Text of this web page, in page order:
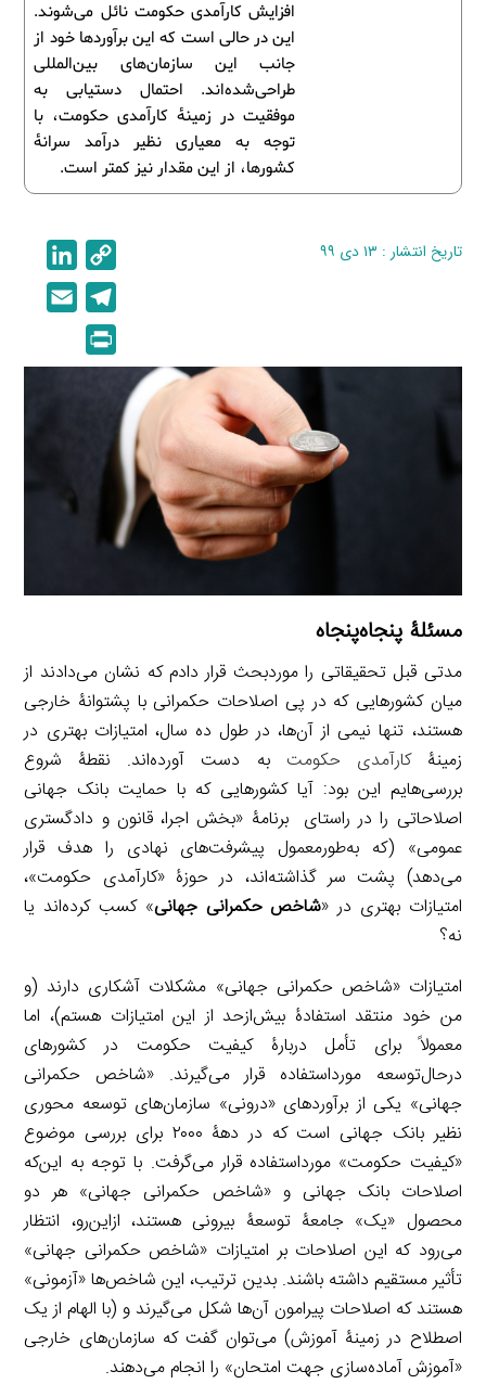
افزایش کارآمدی حکومت نائل می‌شوند.
این در حالی است که این برآوردها خود از
جانب این سازمان‌های بین‌المللی
طراحی‌شده‌اند. احتمال دستیابی به
موفقیت در زمینۀ کارآمدی حکومت، با
توجه به معیاری نظیر درآمد سرانۀ
کشورها، از این مقدار نیز کمتر است.
تاریخ انتشار : ۱۳ دی ۹۹
o
p
y
L
i
n
e
e
l
m
r
مسئلۀ پنجاه‌پنجاه
مدتی قبل تحقیقاتی را موردبحث قرار دادم که نشان می‌دادند از
میان کشورهایی که در پی اصلاحات حکمرانی با پشتوانۀ خارجی
هستند، تنها نیمی از آن‌ها، در طول ده سال، امتیازات بهتری در
زمینۀکارآمدی حکومتبه دست آورده‌اند. نقطۀ شروع
بررسی‌هایم این بود: آیا کشورهایی که با حمایت بانک جهانی
اصلاحاتی را در راستای برنامۀ «بخش اجرا، قانون و دادگستری
عمومی» (که به‌طورمعمول پیشرفت‌های نهادی را هدف قرار
می‌دهد) پشت سر گذاشته‌اند، در حوزۀ «کارآمدی حکومت»،
امتیازات بهتری در «شاخص حکمرانی جهانی» کسب کرده‌اند یا
نه؟
امتیازات «شاخص حکمرانی جهانی» مشکلات آشکاری دارند (و
من خود منتقد استفادۀ بیش‌ازحد از این امتیازات هستم)، اما
معمولاً برای تأمل دربارۀ کیفیت حکومت در کشورهای
درحال‌توسعه مورداستفاده قرار می‌گیرند. «شاخص حکمرانی
جهانی» یکی از برآوردهای «درونی» سازمان‌های توسعه محوری
نظیر بانک جهانی است که در دهۀ ۲۰۰۰ برای بررسی موضوع
«کیفیت حکومت» مورداستفاده قرار می‌گرفت. با توجه به این‌که
اصلاحات بانک جهانی و «شاخص حکمرانی جهانی» هر دو
محصول «یک» جامعۀ توسعۀ بیرونی هستند، ازاین‌رو، انتظار
می‌رود که این اصلاحات بر امتیازات «شاخص حکمرانی جهانی»
تأثیر مستقیم داشته باشند. بدین ترتیب، این شاخص‌ها «آزمونی»
هستند که اصلاحات پیرامون آن‌ها شکل می‌گیرند و (با الهام از یک
اصطلاح در زمینۀ آموزش) می‌توان گفت که سازمان‌های خارجی
«آموزش آماده‌سازی جهت امتحان» را انجام می‌دهند.